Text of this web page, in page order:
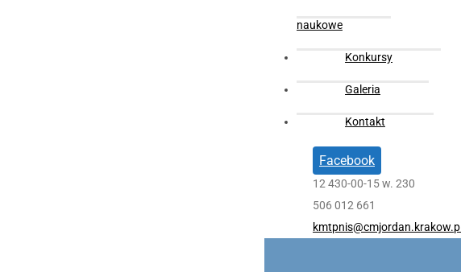
naukowe
Konkursy
Galeria
Kontakt
Facebook
12 430-00-15 w. 230
506 012 661
kmtpnis@cmjordan.krakow.pl